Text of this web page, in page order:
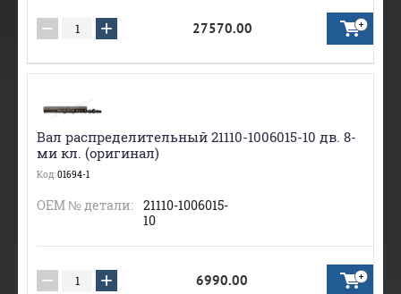
− + 27570.00
Вал распределительный 21110-1006015-10 дв. 8-
ми кл. (оригинал)
Код:01694-1
ОЕМ № детали: 21110-1006015-
10
− + 6990.00